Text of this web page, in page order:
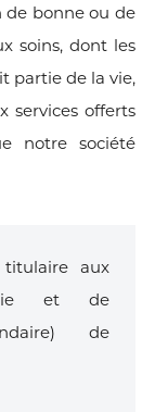
de bonne ou de
soins, dont les
partie de la vie,
services offerts
notre société
titulaire aux
et de
de